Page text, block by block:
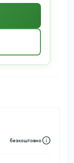
безкоштовно